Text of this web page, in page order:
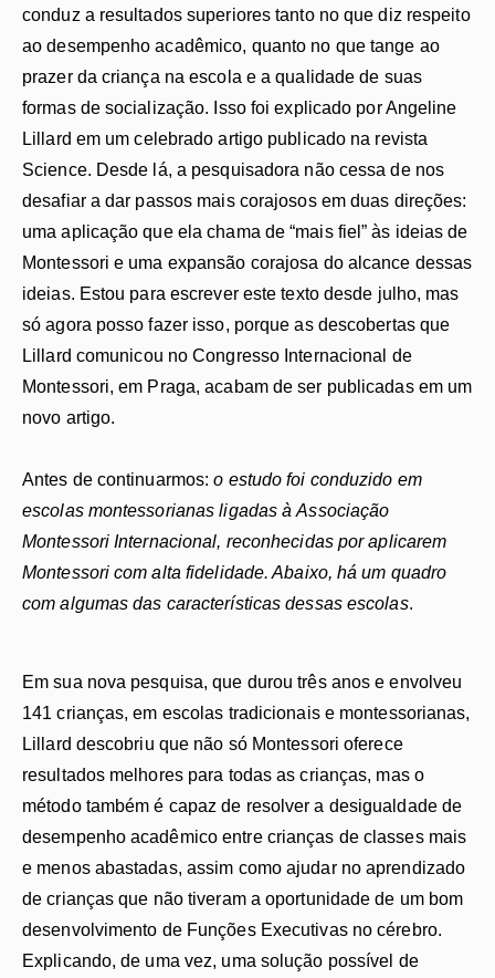
conduz a resultados superiores tanto no que diz respeito
ao desempenho acadêmico, quanto no que tange ao
prazer da criança na escola e a qualidade de suas
formas de socialização. Isso foi explicado por Angeline
Lillard em um celebrado artigo publicado na revista
Science. Desde lá, a pesquisadora não cessa de nos
desafiar a dar passos mais corajosos em duas direções:
uma aplicação que ela chama de “mais fiel” às ideias de
Montessori e uma expansão corajosa do alcance dessas
ideias. Estou para escrever este texto desde julho, mas
só agora posso fazer isso, porque as descobertas que
Lillard comunicou no Congresso Internacional de
Montessori, em Praga, acabam de ser publicadas em um
novo artigo.
Antes de continuarmos:o estudo foi conduzido em
escolas montessorianas ligadasà Associação
Montessori Internacional, reconhecidas por aplicarem
Montessori com alta fidelidade. Abaixo, há um quadro
com algumas das características dessas escolas.
Em sua nova pesquisa, que durou três anos e envolveu
141 crianças, em escolas tradicionais e montessorianas,
Lillard descobriu que não só Montessori oferece
resultados melhores para todas as crianças, mas o
método também é capaz de resolver a desigualdade de
desempenho acadêmico entre crianças de classes mais
e menos abastadas, assim como ajudar no aprendizado
de crianças que não tiveram a oportunidade de um bom
desenvolvimento de Funções Executivas no cérebro.
Explicando, de uma vez, uma solução possível de